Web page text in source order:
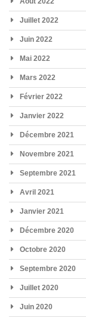
Juillet 2022
Juin 2022
Mai 2022
Mars 2022
Février 2022
Janvier 2022
Décembre 2021
Novembre 2021
Septembre 2021
Avril 2021
Janvier 2021
Décembre 2020
Octobre 2020
Septembre 2020
Juillet 2020
Juin 2020